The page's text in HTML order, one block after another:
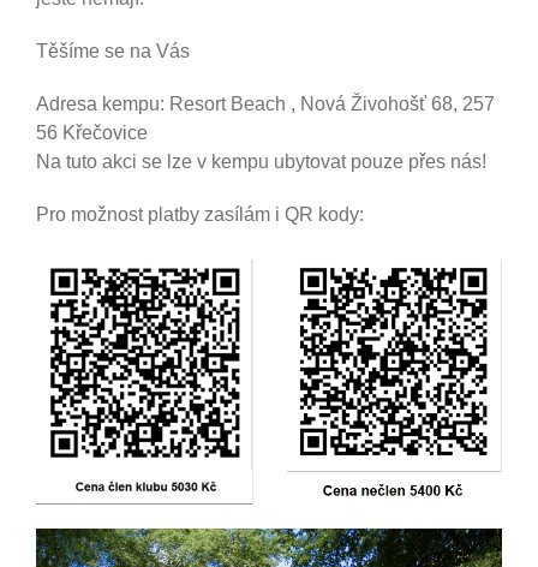
Těšíme se na Vás
Adresa kempu: Resort Beach , Nová Živohošť 68, 257
56 Křečovice
Na tuto akci se lze v kempu ubytovat pouze přes nás!
Pro možnost platby zasílám i QR kody: